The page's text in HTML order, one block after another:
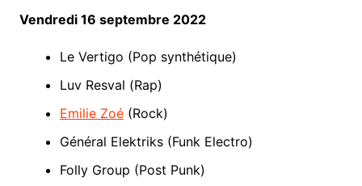
Vendredi 16 septembre 2022
Le Vertigo (Pop synthétique)
Luv Resval (Rap)
Emilie Zoé(Rock)
Général Elektriks (Funk Electro)
Folly Group (Post Punk)